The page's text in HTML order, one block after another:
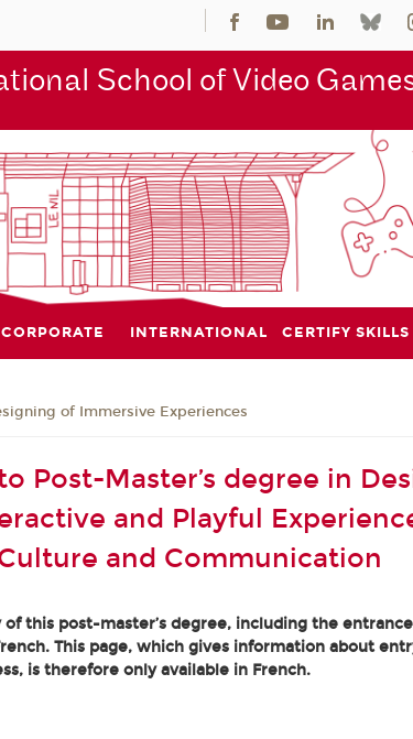
School of Video
CORPORATE INTERNATIONAL CERTIFY SKILLS
of Immersive Experiences
Post-Master’s degree in
and Playful
and Communication
this post-master’s degree, including the
This page, which gives information about
is therefore only available in French.